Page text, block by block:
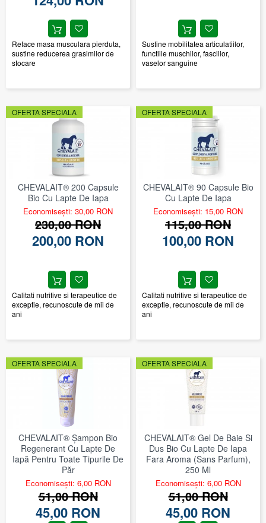
Reface masa musculara pierduta,
sustine reducerea grasimilor de
stocare
Sustine mobilitatea articulatiilor,
functiile muschilor, fasciilor,
vaselor sanguine
OFERTA SPECIALA
CHEVALAIT® 200 Capsule
Bio Cu Lapte De Iapa
Economisești: 30,00 RON
230,00 RON
200,00 RON
Calitati nutritive si terapeutice de
exceptie, recunoscute de mii de
ani
OFERTA SPECIALA
CHEVALAIT® 90 Capsule Bio
Cu Lapte De Iapa
Economisești: 15,00 RON
115,00 RON
100,00 RON
Calitati nutritive si terapeutice de
exceptie, recunoscute de mii de
ani
OFERTA SPECIALA
CHEVALAIT® Şampon Bio
Regenerant Cu Lapte De
Iapă Pentru Toate Tipurile De
Păr
Economisești: 6,00 RON
51,00 RON
45,00 RON
OFERTA SPECIALA
CHEVALAIT® Gel De Baie Si
Dus Bio Cu Lapte De Iapa
Fara Aroma (sans Parfum),
250 Ml
Economisești: 6,00 RON
51,00 RON
45,00 RON